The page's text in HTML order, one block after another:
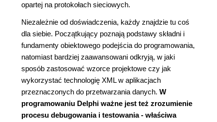
opartej na protokołach sieciowych.
Niezależnie od doświadczenia, każdy znajdzie tu coś
dla siebie. Początkujący poznają podstawy składni i
fundamenty obiektowego podejścia do programowania,
natomiast bardziej zaawansowani odkryją, w jaki
sposób zastosować wzorce projektowe czy jak
wykorzystać technologię XML w aplikacjach
przeznaczonych do przetwarzania danych. W
programowaniu Delphi ważne jest też zrozumienie
procesu debugowania i testowania - właściwa